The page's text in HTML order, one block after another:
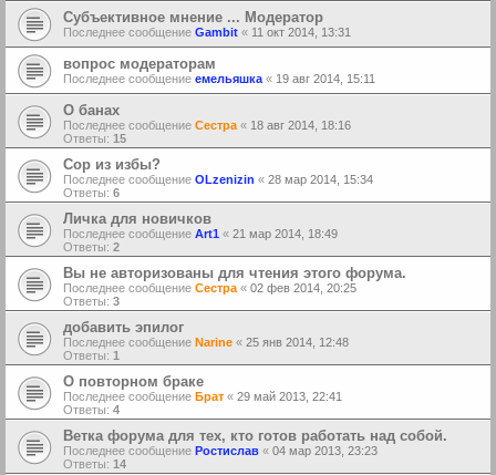
Субъективное мнение ... Модератор
Последнее сообщение Gambit « 11 окт 2014, 13:31
вопрос модераторам
Последнее сообщение емельяшка « 19 авг 2014, 15:11
О банах
Последнее сообщение Сестра « 18 авг 2014, 18:16
Ответы: 15
Сор из избы?
Последнее сообщение OLzenizin « 28 мар 2014, 15:34
Ответы: 6
Личка для новичков
Последнее сообщение Art1 « 21 мар 2014, 18:49
Ответы: 2
Вы не авторизованы для чтения этого форума.
Последнее сообщение Сестра « 02 фев 2014, 20:25
Ответы: 3
добавить эпилог
Последнее сообщение Narine « 25 янв 2014, 12:48
Ответы: 1
О повторном браке
Последнее сообщение Брат « 29 май 2013, 22:41
Ответы: 4
Ветка форума для тех, кто готов работать над собой.
Последнее сообщение Ростислав « 04 мар 2013, 23:23
Ответы: 14